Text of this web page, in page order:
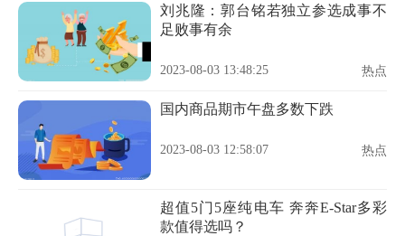
刘兆隆：郭台铭若独立参选成事不
足败事有余
2023-08-03 13:48:25 热点
国内商品期市午盘多数下跌
2023-08-03 12:58:07 热点
超值5门5座纯电车 奔奔E-Star多彩
款值得选吗？